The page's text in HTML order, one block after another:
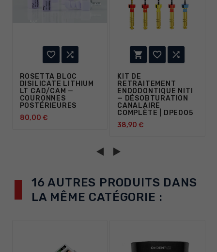
 
ROSETTA BLOC
DISILICATE LITHIUM
LT CAD/CAM —
COURONNES
POSTÉRIEURES
80,00 €
  
KIT DE
RETRAITEMENT
ENDODONTIQUE NITI
— DÉSOBTURATION
CANALAIRE
COMPLÈTE | DPE005
38,90 €
16 AUTRES PRODUITS DANS
LA MÊME CATÉGORIE :